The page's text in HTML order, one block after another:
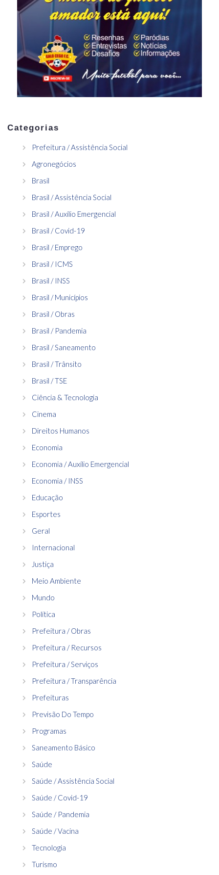
Categorias
Prefeitura / Assistência Social
Agronegócios
Brasil
Brasil / Assistência Social
Brasil / Auxílio Emergencial
Brasil / Covid-19
Brasil / Emprego
Brasil / ICMS
Brasil / INSS
Brasil / Municípios
Brasil / Obras
Brasil / Pandemia
Brasil / Saneamento
Brasil / Trânsito
Brasil / TSE
Ciência & Tecnologia
Cinema
Direitos Humanos
Economia
Economia / Auxílio Emergencial
Economia / INSS
Educação
Esportes
Geral
Internacional
Justiça
Meio Ambiente
Mundo
Política
Prefeitura / Obras
Prefeitura / Recursos
Prefeitura / Serviços
Prefeitura / Transparência
Prefeituras
Previsão Do Tempo
Programas
Saneamento Básico
Saúde
Saúde / Assistência Social
Saúde / Covid-19
Saúde / Pandemia
Saúde / Vacina
Tecnologia
Turismo